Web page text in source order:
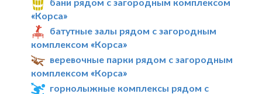
бани рядом с загородным комплексом
«Корса»
батутные залы рядом с загородным
комплексом «Корса»
веревочные парки рядом с загородным
комплексом «Корса»
горнолыжные комплексы рядом с